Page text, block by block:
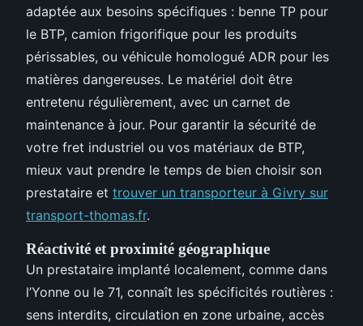
adaptée aux besoins spécifiques : benne TP pour
le BTP, camion frigorifique pour les produits
périssables, ou véhicule homologué ADR pour les
matières dangereuses. Le matériel doit être
entretenu régulièrement, avec un carnet de
maintenance à jour. Pour garantir la sécurité de
votre fret industriel ou vos matériaux de BTP,
mieux vaut prendre le temps de bien choisir son
prestataire et trouver un transporteur à Givry sur
transport-thomas.fr.
Réactivité et proximité géographique
Un prestataire implanté localement, comme dans
l’Yonne ou le 71, connaît les spécificités routières :
sens interdits, circulation en zone urbaine, accès